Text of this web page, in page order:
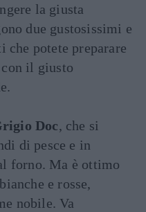
la giusta
due gustosissimi e
potete preparare
il giusto
Doc, che si
di pesce e in
forno. Ma è ottimo
e rosse,
nobile. Va